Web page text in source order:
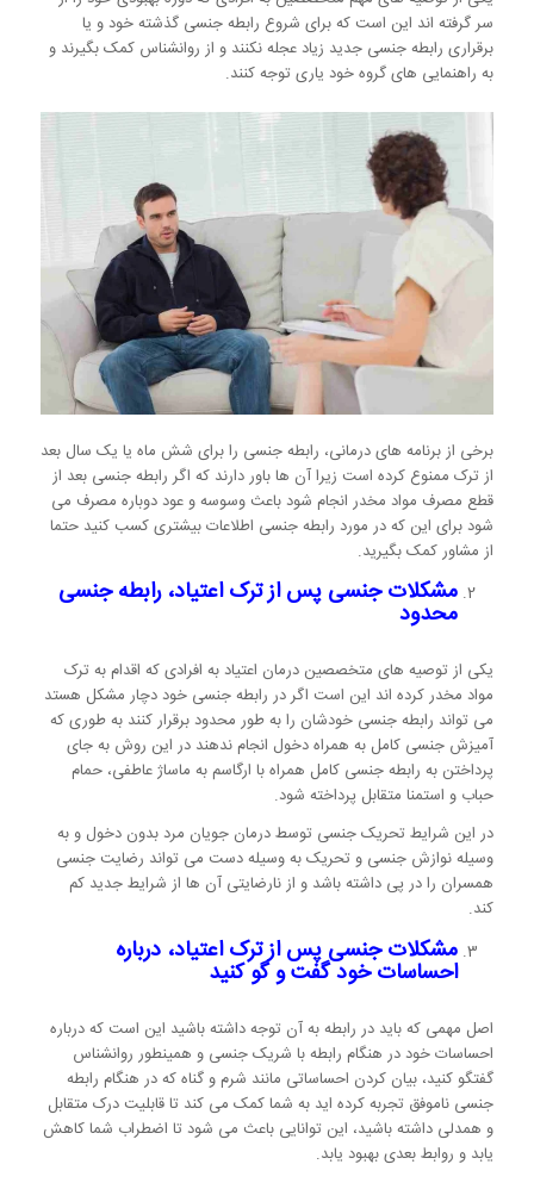
سر گرفته اند این است که برای شروع رابطه جنسی گذشته خود و یا
برقراری رابطه جنسی جدید زیاد عجله نکنند و از روانشناس کمک بگیرند و
به راهنمایی های گروه خود یاری توجه کنند.
برخی از برنامه های درمانی، رابطه جنسی را برای شش ماه یا یک سال بعد
از ترک ممنوع کرده است زیرا آن ها باور دارند که اگر رابطه جنسی بعد از
قطع مصرف مواد مخدر انجام شود باعث وسوسه و عود دوباره مصرف می
شود برای این که در مورد رابطه جنسی اطلاعات بیشتری کسب کنید حتما
از مشاور کمک بگیرید.
مشکلات جنسی پس از ترک اعتیاد، رابطه جنسی
محدود
یکی از توصیه های متخصصین درمان اعتیاد به افرادی که اقدام به ترک
مواد مخدر کرده اند این است اگر در رابطه جنسی خود دچار مشکل هستد
می تواند رابطه جنسی خودشان را به طور محدود برقرار کنند به طوری که
آمیزش جنسی کامل به همراه دخول انجام ندهند در این روش به جای
پرداختن به رابطه جنسی کامل همراه با ارگاسم به ماساژ عاطفی، حمام
حباب و استمنا متقابل پرداخته شود.
در این شرایط تحریک جنسی توسط درمان جویان مرد بدون دخول و به
وسیله نوازش جنسی و تحریک به وسیله دست می تواند رضایت جنسی
همسران را در پی داشته باشد و از نارضایتی آن ها از شرایط جدید کم
کند.
مشکلات جنسی پس از ترک اعتیاد، درباره
احساسات خود گفت و گو کنید
اصل مهمی که باید در رابطه به آن توجه داشته باشید این است که درباره
احساسات خود در هنگام رابطه با شریک جنسی و همینطور روانشناس
گفتگو کنید، بیان کردن احساساتی مانند شرم و گناه که در هنگام رابطه
جنسی ناموفق تجربه کرده اید به شما کمک می کند تا قابلیت درک متقابل
و همدلی داشته باشید، این توانایی باعث می شود تا اضطراب شما کاهش
یابد و روابط بعدی بهبود یابد.